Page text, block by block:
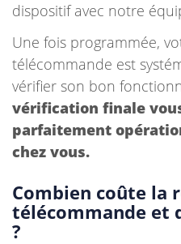
dispositif avec notre
Une fois programmée,
télécommande est
vérifier son bon
vérification finale
parfaitement
chez vous.
Combien coûte la
télécommande et
?